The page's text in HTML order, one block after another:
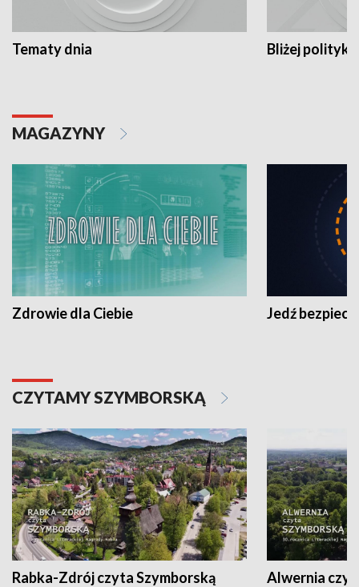
Tematy dnia Bliżej polityki
MAGAZYNY
Zdrowie dla Ciebie Jedź
CZYTAMY SZYMBORSKĄ
Rabka-Zdrój czyta Szymborską Alwernia